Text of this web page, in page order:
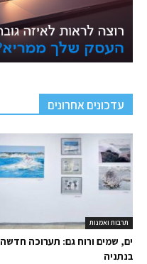
עדכונים אחרונים
תרבות ואמנות
ים, שמים ורוח גם: תערוכה חדשה
בנתניה